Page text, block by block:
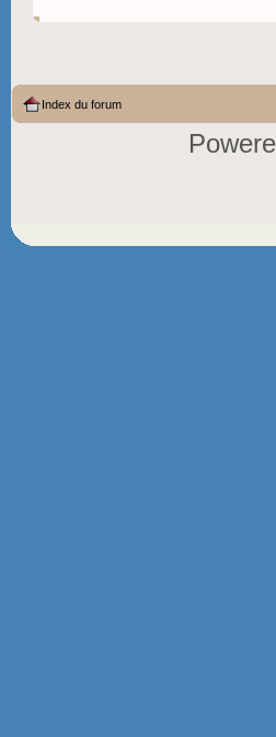
Index du forum